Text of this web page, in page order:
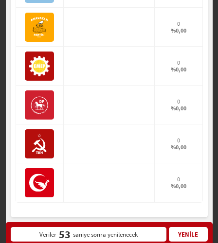
Veriler 53 saniye sonra yenilenecek YENİLE
0
%0,00
0
%0,00
0
%0,00
0
%0,00
0
%0,00